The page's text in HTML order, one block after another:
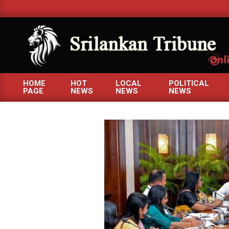
to
HOME
PAGE
HOT
NEWS
LOCAL
NEWS
POLITICAL
NEWS